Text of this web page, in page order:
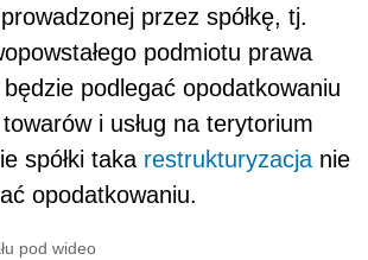
przez spółkę, tj.
podmiotu prawa
podlegać opodatkowaniu
i usług na terytorium
spółki taka restrukturyzacja nie
opodatkowaniu.
pod wideo